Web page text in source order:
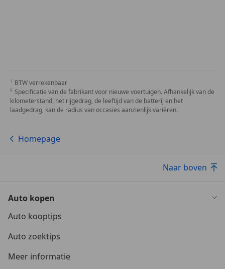
BTW verrekenbaar
Specificatie van de fabrikant voor nieuwe voertuigen. Afhankelijk van de
kilometerstand, het rijgedrag, de leeftijd van de batterij en het
laadgedrag, kan de radius van occasies aanzienlijk variëren.
Homepage
Naar boven
Auto kopen
Auto kooptips
Auto zoektips
Meer informatie